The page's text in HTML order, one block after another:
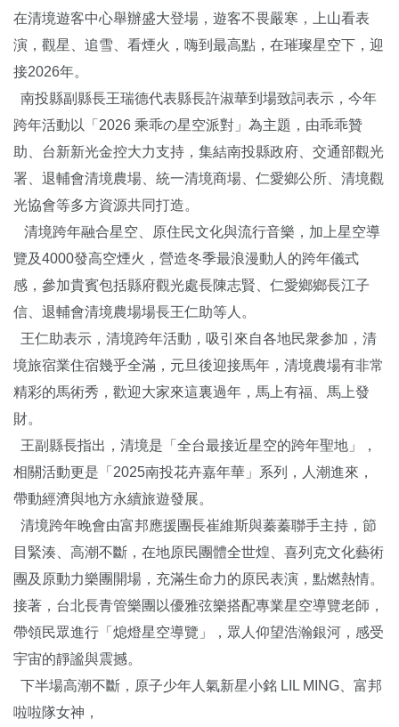
在清境遊客中心舉辦盛大登場，遊客不畏嚴寒，上山看表
演，觀星、追雪、看煙火，嗨到最高點，在璀璨星空下，迎
接2026年。
南投縣副縣長王瑞德代表縣長許淑華到場致詞表示，今年
跨年活動以「2026 乘乖の星空派對」為主題，由乖乖贊
助、台新新光金控大力支持，集結南投縣政府、交通部觀光
署、退輔會清境農場、統一清境商場、仁愛鄉公所、清境觀
光協會等多方資源共同打造。
清境跨年融合星空、原住民文化與流行音樂，加上星空導
覽及4000發高空煙火，營造冬季最浪漫動人的跨年儀式
感，參加貴賓包括縣府觀光處長陳志賢、仁愛鄉鄉長江子
信、退輔會清境農場場長王仁助等人。
王仁助表示，清境跨年活動，吸引來自各地民衆参加，清
境旅宿業住宿幾乎全滿，元旦後迎接馬年，清境農場有非常
精彩的馬術秀，歡迎大家來這裏過年，馬上有福、馬上發
財。
王副縣長指出，清境是「全台最接近星空的跨年聖地」，
相關活動更是「2025南投花卉嘉年華」系列，人潮進來，
帶動經濟與地方永續旅遊發展。
清境跨年晚會由富邦應援團長崔維斯與蓁蓁聯手主持，節
目緊湊、高潮不斷，在地原民團體全世煌、喜列克文化藝術
團及原動力樂團開場，充滿生命力的原民表演，點燃熱情。
接著，台北長青管樂團以優雅弦樂搭配專業星空導覽老師，
帶領民眾進行「熄燈星空導覽」，眾人仰望浩瀚銀河，感受
宇宙的靜謐與震撼。
下半場高潮不斷，原子少年人氣新星小銘 LIL MING、富邦
啦啦隊女神，